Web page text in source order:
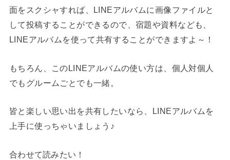
面をスクシャすれば、LINEアルバムに画像ファイルと
して投稿することができるので、宿題や資料なども、
LINEアルバムを使って共有することができますよ～！
もちろん、このLINEアルバムの使い方は、個人対個人
でもグルームごとでも一緒。
皆と楽しい思い出を共有したいなら、LINEアルバムを
上手に使っちゃいましょう♪
合わせて読みたい！